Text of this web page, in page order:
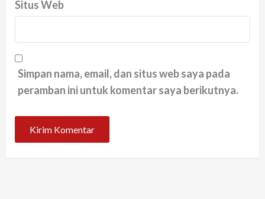
Situs Web
Simpan nama, email, dan situs web saya pada
peramban ini untuk komentar saya berikutnya.